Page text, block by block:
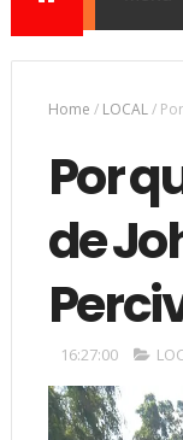
Home / LOCAL/
Por
de
16:27:00